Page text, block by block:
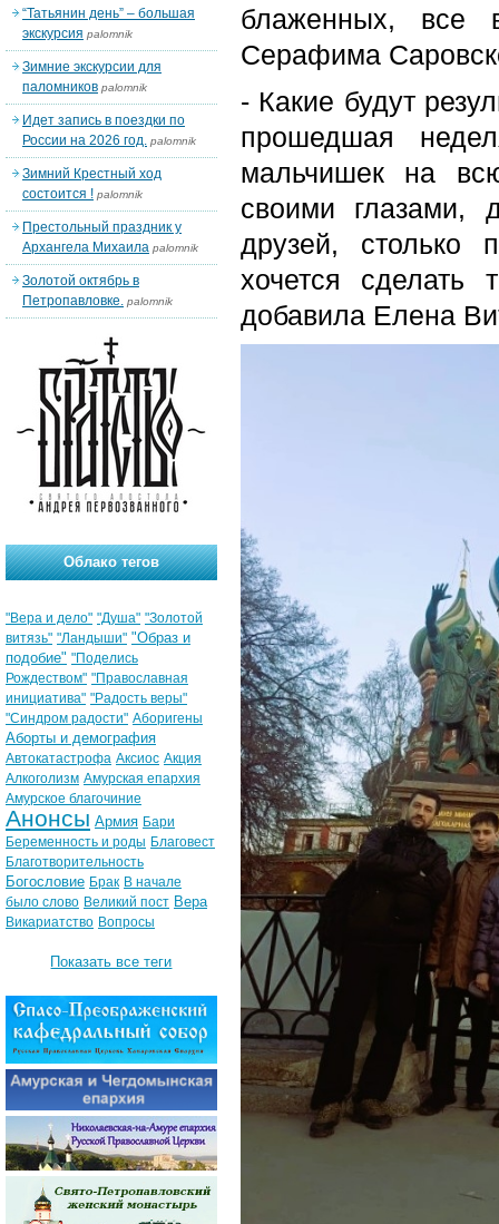
блаженных, все
Серафима
- Какие будут
прошедшая
мальчишек на
своими глазами,
друзей, столько
хочется
добавила Елена
“Татьянин день” – большая
экскурсия palomnik
Зимние экскурсии для
паломников palomnik
Идет запись в поездки по
России на 2026 год. palomnik
Зимний Крестный ход
состоится ! palomnik
Престольный праздник у
Архангела Михаила palomnik
Золотой октябрь в
Петропавловке. palomnik
Облако тегов
"Вера и дело" "Душа" "Золотой
витязь" "Ландыши" "Образ и
подобие" "Поделись
Рождеством" "Православная
инициатива" "Радость веры"
"Синдром радости" Аборигены
Аборты и демография
Автокатастрофа Аксиос Акция
Алкоголизм Амурская епархия
Амурское благочиние
Анонсы Армия Бари
Беременность и роды Благовест
Благотворительность
Богословие Брак В начале
было слово Великий пост Вера
Викариатство Вопросы
Показать все теги